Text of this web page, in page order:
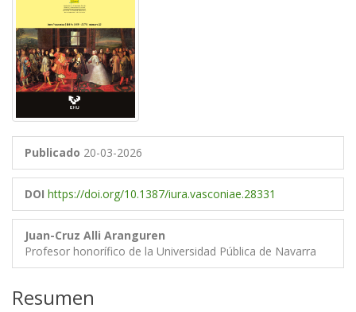
Publicado 20-03-2026
DOI https://doi.org/10.1387/iura.vasconiae.28331
Juan-Cruz Alli Aranguren
Profesor honorífico de la Universidad Pública de Navarra
Resumen